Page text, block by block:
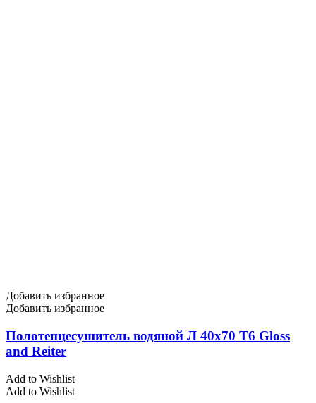
Добавить избранное
Добавить избранное
Полотенцесушитель водяной Л 40х70 Т6 Gloss
and Reiter
Add to Wishlist
Add to Wishlist